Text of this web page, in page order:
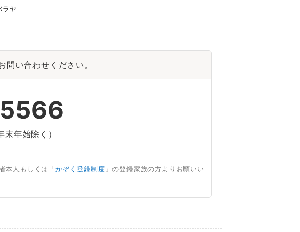
ラヤ
い合わせください。
年始除く）
本人もしくは「かぞく登録制度 」の登録家族の方よりお願いい